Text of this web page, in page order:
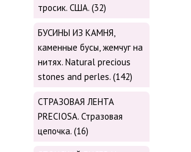
тросик. США. (32)
БУСИНЫ ИЗ КАМНЯ,
каменные бусы, жемчуг на
нитях. Natural precious
stones and perles. (142)
СТРАЗОВАЯ ЛЕНТА
PRECIOSA. Стразовая
цепочка. (16)